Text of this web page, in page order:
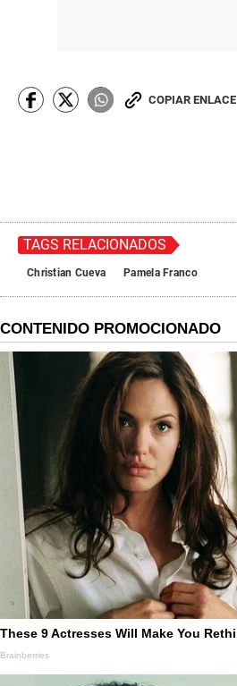
COPIAR ENLACE
TAGS RELACIONADOS
Christian Cueva Pamela Franco